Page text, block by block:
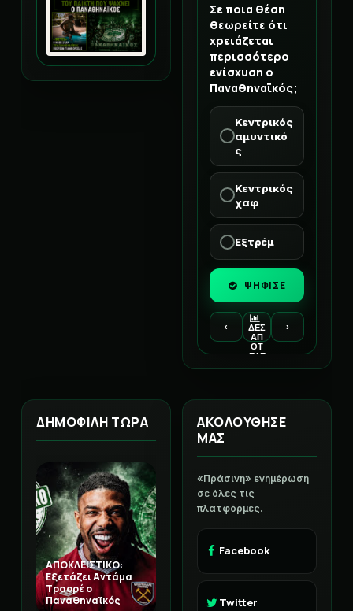
Σε ποια θέση
θεωρείτε ότι
χρειάζεται
περισσότερο
ενίσχυση ο
Παναθηναϊκός;
Κεντρικός
αμυντικό
ς
Κεντρικός
χαφ
Εξτρέμ
ΨΗΦΙΣΕ
‹
ΔΕΣ
ΑΠ
ΟΤ
ΕΛΕ
›
ΔΗΜΟΦΙΛΗ ΤΩΡΑ
ΑΠΟΚΛΕΙΣΤΙΚΟ:
Εξετάζει Αντάμα
Τραορέ ο
Παναθηναϊκός
ΑΚΟΛΟΥΘΗΣΕ
ΜΑΣ
«Πράσινη» ενημέρωση
σε όλες τις
πλατφόρμες.
Facebook
Twitter